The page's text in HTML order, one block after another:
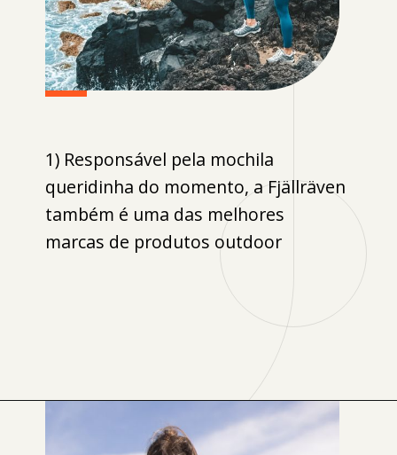
1) Responsável pela mochila
queridinha do momento, a Fjällräven
também é uma das melhores
marcas de produtos outdoor